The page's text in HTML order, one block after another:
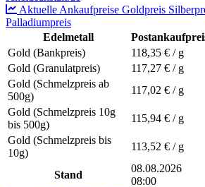
Aktuelle Ankaufpreise Goldpreis
Palladiumpreis
Edelmetall
Gold (Bankpreis)
118,35 € / g
Gold (Granulatpreis)
117,27 € / g
Gold (Schmelzpreis ab
500g)
117,02 € / g
Gold (Schmelzpreis 10g
bis 500g)
115,94 € / g
Gold (Schmelzpreis bis
10g)
113,52 € / g
Stand
08.08.2026
08:00